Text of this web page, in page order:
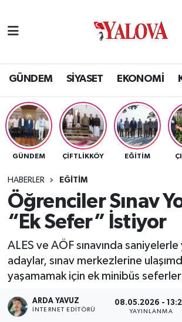
GÜNDEM SİYASET EKONOMİ
GÜNDEM ÇİFTLİKKÖY EĞİTİM
HABERLER EĞİTİM
Öğrenciler Sınav
“Ek Sefer” İstiyor
ALES ve AÖF sınavında saniyelerle
adaylar, sınav merkezlerine
yaşamamak için ek minibüs
ARDA YAVUZ
İNTERNET EDITÖRÜ
08.05.2026 -
YAYINLANMA
SİYASET
EKONOMİ
KÜLTÜR
BİLİM VE TEKNOLOJİ
ASAYİŞ
SAĞLIK
ULUSAL
Yalova Nöbetçi Eczaneler
Yalova Hava Durumu
Yalova Namaz Vakitleri
Yalova Trafik Yoğunluk Haritası
Tüm Manşetler
Son Dakika Haberleri
Haber Arşivi